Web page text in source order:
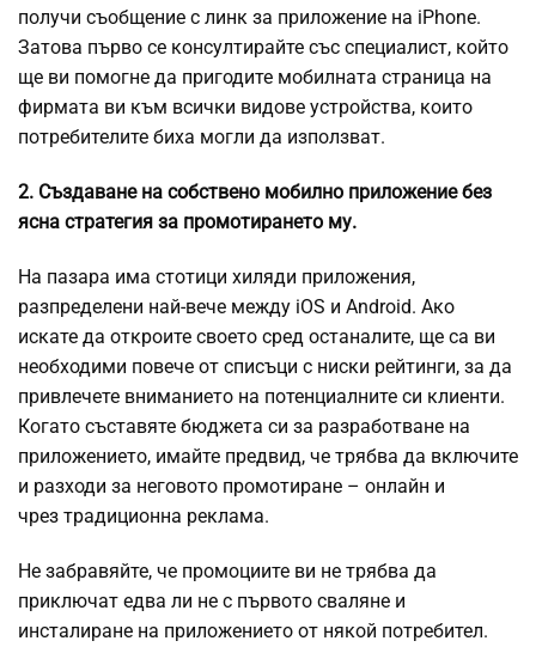
получи съобщение с линк за приложение на iPhone.
Затова първо се консултирайте със специалист, който
ще ви помогне да пригодите мобилната страница на
фирмата ви към всички видове устройства, които
потребителите биха могли да използват.
2. Създаване на собствено мобилно приложение без
ясна стратегия за промотирането му.
На пазара има стотици хиляди приложения,
разпределени най-вече между iOS и Android. Ако
искате да откроите своето сред останалите, ще са ви
необходими повече от списъци с ниски рейтинги, за да
привлечете вниманието на потенциалните си клиенти.
Когато съставяте бюджета си за разработване на
приложението, имайте предвид, че трябва да включите
и разходи за неговото промотиране – онлайн и
чрез традиционна реклама.
Не забравяйте, че промоциите ви не трябва да
приключат едва ли не с първото сваляне и
инсталиране на приложението от някой потребител.